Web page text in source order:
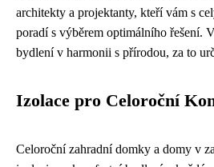
architekty a projektanty, kteří vám s
poradí s výběrem optimálního řešení.
bydlení v harmonii s přírodou, za to
Izolace pro Celoroční
Celoroční zahradní domky a domy v